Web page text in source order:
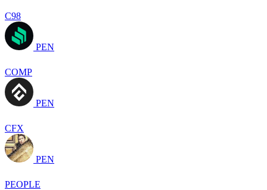
C98
PEN
COMP
PEN
CFX
PEN
PEOPLE